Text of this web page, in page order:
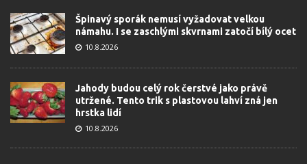
Špinavý sporák nemusí vyžadovat velkou
námahu. I se zaschlými skvrnami zatočí bílý ocet
10.8.2026
Jahody budou celý rok čerstvé jako právě
utržené. Tento trik s plastovou lahví zná jen
hrstka lidí
10.8.2026